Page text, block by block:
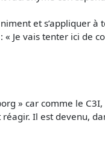
et s’appliquer
« Je vais tenter ici
» car comme le
Il est devenu,